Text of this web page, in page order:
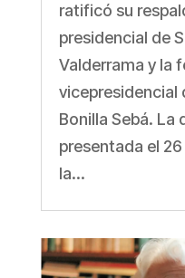
ratificó su
presidencial de
Valderrama y la
vicepresidencial
Bonilla Sebá. La
presentada el
la...